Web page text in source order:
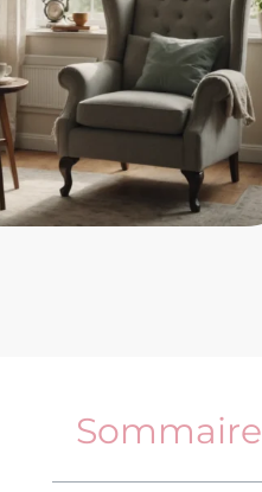
Sommaire